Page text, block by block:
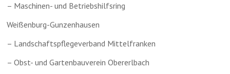
– Maschinen- und Betriebshilfsring
Weißenburg-Gunzenhausen
– Landschaftspflegeverband Mittelfranken
– Obst- und Gartenbauverein Obererlbach